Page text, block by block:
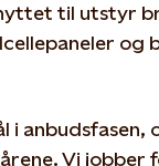
til utstyr
i anbudsfasen,
Vi jobber